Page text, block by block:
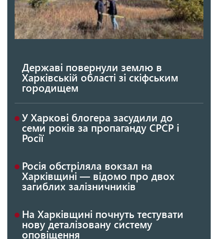
Державі повернули землю в
Харківській області зі скіфським
городищем
У Харкові блогера засудили до
семи років за пропаганду СРСР і
Росії
Росія обстріляла вокзал на
Харківщині — відомо про двох
загиблих залізничників
На Харківщині почнуть тестувати
нову деталізовану систему
оповіщення